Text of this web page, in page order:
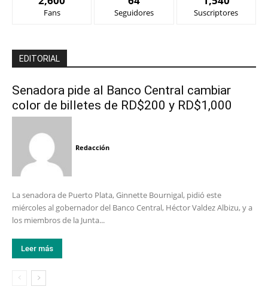
Fans Seguidores Suscriptores
EDITORIAL
Senadora pide al Banco Central cambiar
color de billetes de RD$200 y RD$1,000
Redacción
La senadora de Puerto Plata, Ginnette Bournigal, pidió este
miércoles al gobernador del Banco Central, Héctor Valdez Albizu, y a
los miembros de la Junta...
Leer más